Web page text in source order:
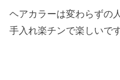
ヘアカラーは変わらずの
手入れ楽チンで楽しいで